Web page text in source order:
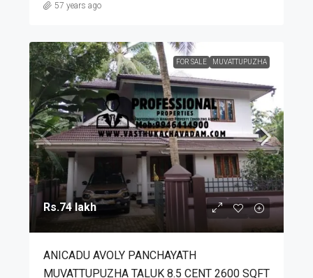
57 years ago
FOR SALE MUVATTUPUZHA
Rs.74 lakh
ANICADU AVOLY PANCHAYATH
MUVATTUPUZHA TALUK 8.5 CENT 2600 SQFT